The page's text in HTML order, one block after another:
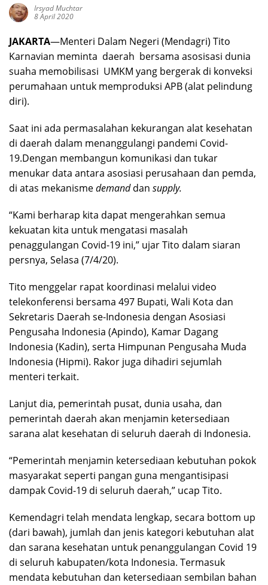
Irsyad Muchtar
8 April 2020
JAKARTA—Menteri Dalam Negeri (Mendagri) Tito
Karnavian meminta daerah bersama asosisasi dunia
suaha memobilisasi UMKM yang bergerak di konveksi
perumahaan untuk memproduksi APB (alat pelindung
diri).
Saat ini ada permasalahan kekurangan alat kesehatan
di daerah dalam menanggulangi pandemi Covid-
19.Dengan membangun komunikasi dan tukar
menukar data antara asosiasi perusahaan dan pemda,
di atas mekanismedemanddan supply.
“Kami berharap kita dapat mengerahkan semua
kekuatan kita untuk mengatasi masalah
penaggulangan Covid-19 ini,” ujar Tito dalam siaran
persnya, Selasa (7/4/20).
Tito menggelar rapat koordinasi melalui video
telekonferensi bersama 497 Bupati, Wali Kota dan
Sekretaris Daerah se-Indonesia dengan Asosiasi
Pengusaha Indonesia (Apindo), Kamar Dagang
Indonesia (Kadin), serta Himpunan Pengusaha Muda
Indonesia (Hipmi). Rakor juga dihadiri sejumlah
menteri terkait.
Lanjut dia, pemerintah pusat, dunia usaha, dan
pemerintah daerah akan menjamin ketersediaan
sarana alat kesehatan di seluruh daerah di Indonesia.
“Pemerintah menjamin ketersediaan kebutuhan pokok
masyarakat seperti pangan guna mengantisipasi
dampak Covid-19 di seluruh daerah,” ucap Tito.
Kemendagri telah mendata lengkap, secara bottom up
(dari bawah), jumlah dan jenis kategori kebutuhan alat
dan sarana kesehatan untuk penanggulangan Covid 19
di seluruh kabupaten/kota Indonesia. Termasuk
mendata kebutuhan dan ketersediaan sembilan bahan